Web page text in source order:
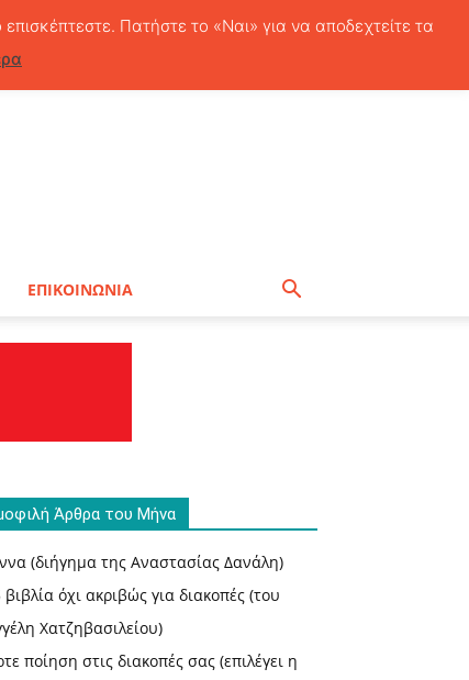
ΕΠΙΚΟΙΝΩΝΙΑ
Άρθρα του Μήνα
(διήγημα της Αναστασίας Δανάλη)
βιβλία όχι ακριβώς για διακοπές (του
Χατζηβασιλείου)
ποίηση στις διακοπές σας (επιλέγει η
Πατήστε το «Ναι» για να αποδεχτείτε τα